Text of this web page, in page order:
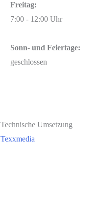
Freitag:
7:00 - 12:00 Uhr
Sonn- und Feiertage:
geschlossen
Technische Umsetzung
Texxmedia